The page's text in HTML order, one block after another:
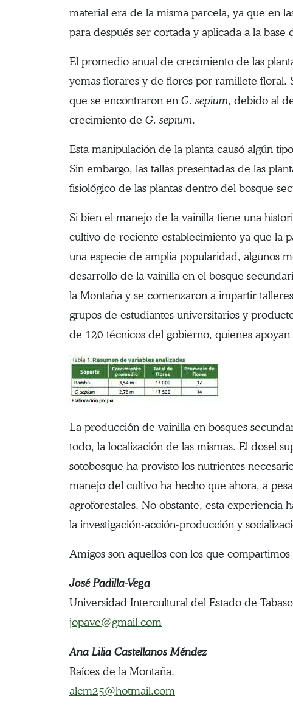
material era de la misma parcela, ya que en
para después ser cortada y aplicada a la base
El promedio anual de crecimiento de las
yemas florares y de flores por ramillete floral.
que se encontraron en G. sepium, debido al
crecimiento de G. sepium.
Esta manipulación de la planta causó algún
Sin embargo, las tallas presentadas de las
fisiológico de las plantas dentro del bosque
Si bien el manejo de la vainilla tiene una
cultivo de reciente establecimiento ya que la
una especie de amplia popularidad, algunos
desarrollo de la vainilla en el bosque
la Montaña y se comenzaron a impartir
grupos de estudiantes universitarios y
de 120 técnicos del gobierno, quienes
La producción de vainilla en bosques
todo, la localización de las mismas. El dosel
sotobosque ha provisto los nutrientes
manejo del cultivo ha hecho que ahora, a
agroforestales. No obstante, esta experiencia
la investigación-acción-producción y
Amigos son aquellos con los que
José Padilla-Vega
Universidad Intercultural del Estado de
jopave@gmail.com
Ana Lilia Castellanos Méndez
Raíces de la Montaña.
alcm25@hotmail.com